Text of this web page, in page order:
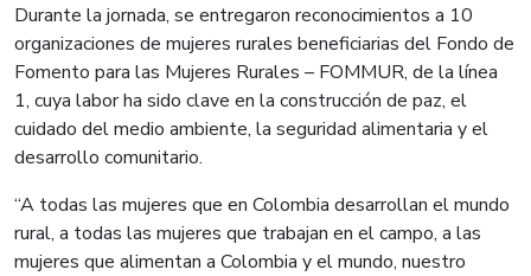
Durante la jornada, se entregaron reconocimientos a 10
organizaciones de mujeres rurales beneficiarias del Fondo de
Fomento para las Mujeres Rurales – FOMMUR, de la línea
1, cuya labor ha sido clave en la construcción de paz, el
cuidado del medio ambiente, la seguridad alimentaria y el
desarrollo comunitario.
“A todas las mujeres que en Colombia desarrollan el mundo
rural, a todas las mujeres que trabajan en el campo, a las
mujeres que alimentan a Colombia y el mundo, nuestro